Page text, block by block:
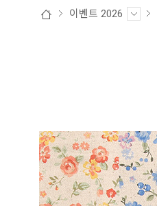
이벤트 2026